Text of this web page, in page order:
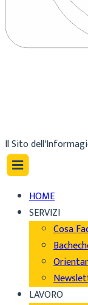
Il Sito
HOME
SERVIZI
Cosa
LAVORO